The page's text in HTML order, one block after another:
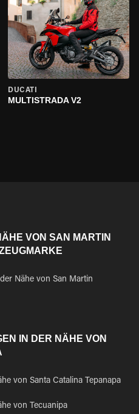
DUCATI
MULTISTRADA V2
VON SAN MARTIN
Nähe von San Martin
IN DER NÄHE VON
von Santa Catalina Tepanapa
von Tecuanipa